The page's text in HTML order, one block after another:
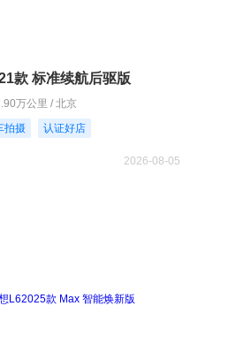
款 标准续航后驱版
万公里 / 北京
拍摄 认证好店
2026-08-05